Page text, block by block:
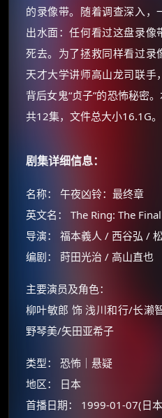
的录像带。随着调查深入，
出水面：任何看过这盘录像
死去。为了拯救同样看过录
天才大学讲师高山龙司联
背后女鬼“贞子”的恐怖秘密
共12集，文件总大小16.1G。
剧集详细信息：
名称： 午夜凶铃：最终章
英文名： The Ring: The
导演： 福本義人 / 西谷弘 /
编剧： 莳田光治 / 高山直也
主要演员及角色：
柳叶敏郎 饰 浅川和行/长濑
野琴美/矢田亚希子
类型： 恐怖｜悬疑
地区： 日本
首播日期： 1999-01-07(日